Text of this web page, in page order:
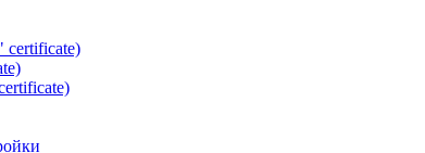
certificate)